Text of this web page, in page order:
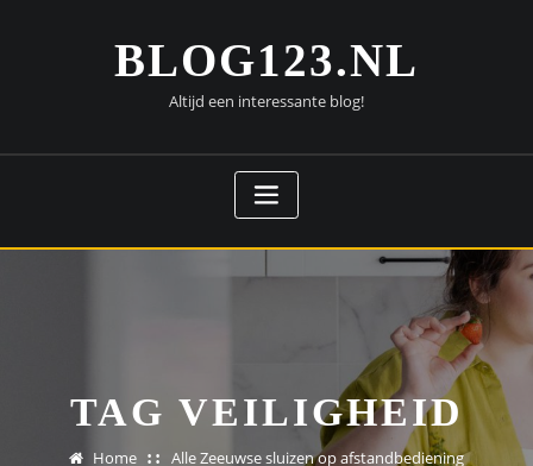
BLOG123.NL
Altijd een interessante blog!
TAG VEILIGHEID
Home Alle Zeeuwse sluizen op afstandbediening